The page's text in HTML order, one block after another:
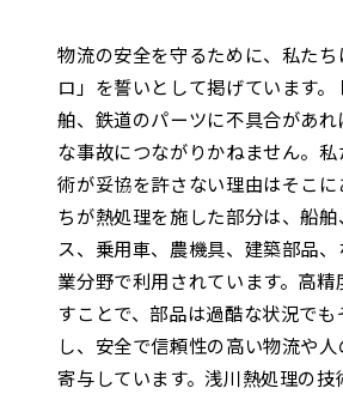
物流の安全を守るために、私た
ロ」を誓いとして掲げています
舶、鉄道のパーツに不具合があ
な事故につながりかねません。
術が妥協を許さない理由はそこに
ちが熱処理を施した部分は、船
ス、乗用車、農機具、建築部品
業分野で利用されています。高精
すことで、部品は過酷な状況で
し、安全で信頼性の高い物流や
寄与しています。浅川熱処理の技